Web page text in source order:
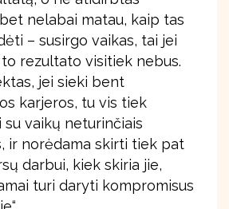
nelabai matau, kaip tas
– susirgo vaikas, tai jei
rezultato visitiek nebus.
jei sieki bent
karjeros, tu vis tiek
su vaikų neturinčiais
ir norėdama skirti tiek pat
darbui, kiek skiria jie,
turi daryti kompromisus